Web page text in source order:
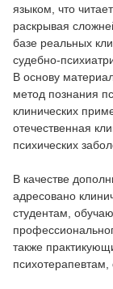
языком, что
раскрывая
базе реальных
судебно-
В основу
метод познания
клинических
отечественная
психических
В качестве
адресовано
студентам,
также